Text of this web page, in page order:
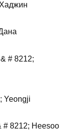
# 8212;
Yeongji
# 8212; Heesoo